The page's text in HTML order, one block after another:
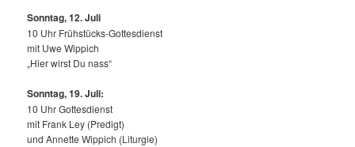
Sonntag, 12.Juli
10 Uhr Frühstücks-Gottesdienst
mit Uwe Wippich
„Hier wirst Du nass“
Sonntag, 19. Juli:
10 Uhr Gottesdienst
mit Frank Ley (Predigt)
und Annette Wippich (Liturgie)